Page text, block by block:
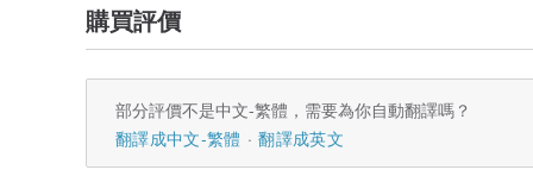
購買評價
部分評價不是中文-繁體，需要為你自動翻譯嗎？
翻譯成中文-繁體
翻譯成英文